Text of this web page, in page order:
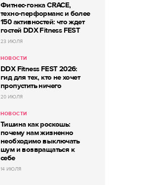
Фитнес-гонка CRACE,
техно-перформанс и более
150 активностей: что ждет
гостей DDX Fitness FEST
23 ИЮЛЯ
НОВОСТИ
DDX Fitness FEST 2026:
гид для тех, кто не хочет
пропустить ничего
20 ИЮЛЯ
НОВОСТИ
Тишина как роскошь:
почему нам жизненно
необходимо выключать
шум и возвращаться к
себе
14 ИЮЛЯ